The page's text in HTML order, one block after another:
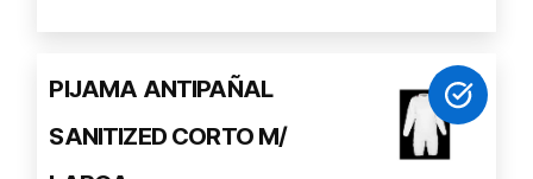
de
producto
Las
se
elegir
PIJAMA ANTIPAÑAL
SANITIZED CORTO M/
Este
tiene